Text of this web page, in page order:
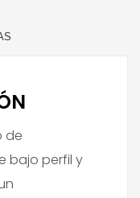
de
bajo perfil y